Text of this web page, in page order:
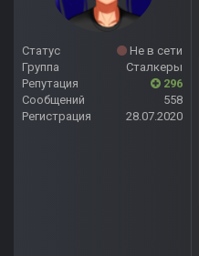
Статус
Не в сети
Группа
Сталкеры
Репутация
296
Сообщений
558
Регистрация
28.07.2020